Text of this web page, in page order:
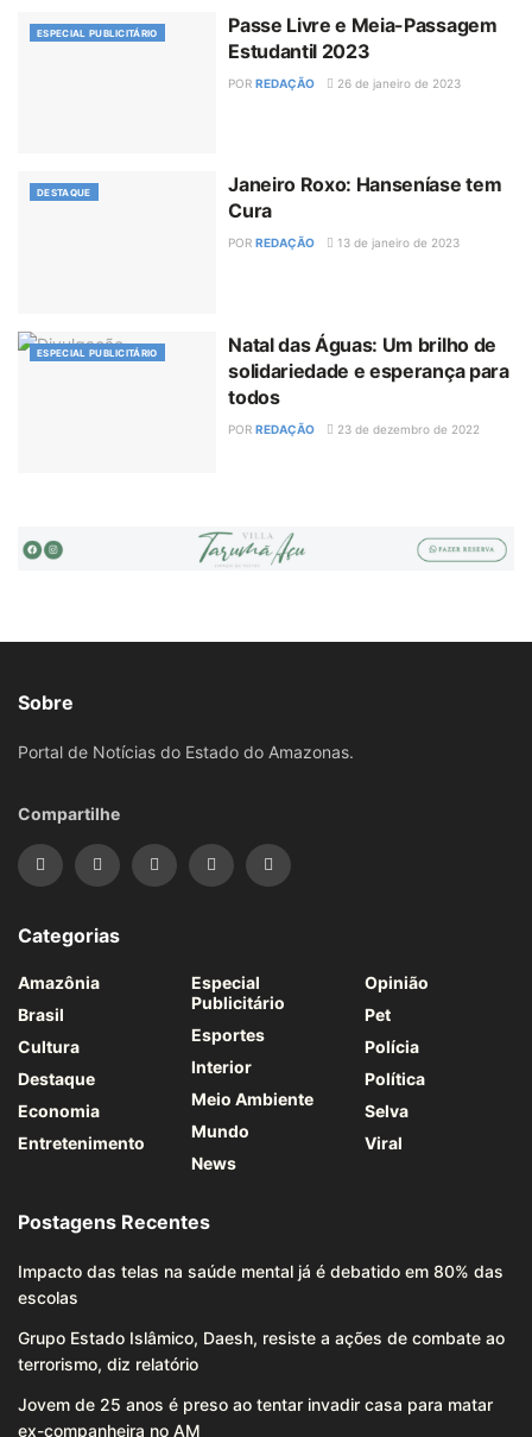
ESPECIAL PUBLICITÁRIO
Passe Livre e Meia-Passagem
Estudantil 2023
POR REDAÇÃO 26 de janeiro de 2023
DESTAQUE
Janeiro Roxo: Hanseníase tem
Cura
POR REDAÇÃO 13 de janeiro de 2023
ESPECIAL PUBLICITÁRIO
Natal das Águas: Um brilho de
solidariedade e esperança para
todos
POR REDAÇÃO 23 de dezembro de 2022
Sobre
Portal de Notícias do Estado do Amazonas.
Compartilhe
Categorias
Amazônia
Brasil
Cultura
Destaque
Economia
Entretenimento
Especial
Publicitário
Esportes
Interior
Meio Ambiente
Mundo
News
Opinião
Pet
Polícia
Política
Selva
Viral
Postagens Recentes
Impacto das telas na saúde mental já é debatido em 80% das
escolas
Grupo Estado Islâmico, Daesh, resiste a ações de combate ao
terrorismo, diz relatório
Jovem de 25 anos é preso ao tentar invadir casa para matar
ex-companheira no AM